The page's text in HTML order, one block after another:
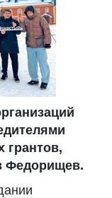
грантов,
Федорищев.